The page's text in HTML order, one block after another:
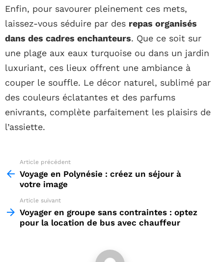
Enfin, pour savourer pleinement ces mets,
laissez-vous séduire par des repas organisés
dans des cadres enchanteurs. Que ce soit sur
une plage aux eaux turquoise ou dans un jardin
luxuriant, ces lieux offrent une ambiance à
couper le souffle. Le décor naturel, sublimé par
des couleurs éclatantes et des parfums
enivrants, complète parfaitement les plaisirs de
l’assiette.
more
Article précédent
Voyage en Polynésie : créez un séjour à
votre image
Article suivant
Voyager en groupe sans contraintes : optez
pour la location de bus avec chauffeur